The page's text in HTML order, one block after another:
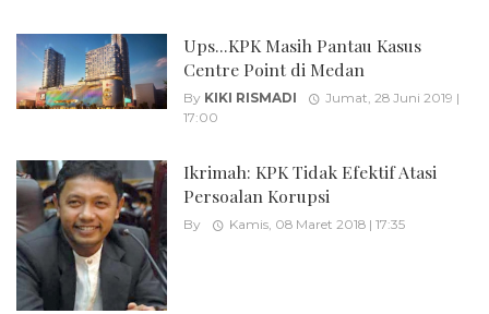
Ups...KPK Masih Pantau Kasus
Centre Point di Medan
By KIKI RISMADI
Jumat, 28 Juni 2019 |
17:00
Ikrimah: KPK Tidak Efektif Atasi
Persoalan Korupsi
By Kamis, 08 Maret 2018 | 17:35